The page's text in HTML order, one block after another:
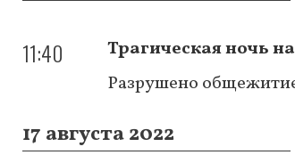
11:40
Трагическая ночь
Разрушено
17 августа 2022